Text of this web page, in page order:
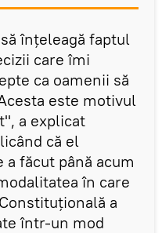
înţeleagă faptul
care îmi
ca oamenii să
este motivul
a explicat
că el
a făcut până acum
în care
a
într-un mod